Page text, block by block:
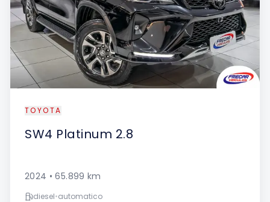
TOYOTA
SW4 Platinum 2.8
2024 •65.899 km
diesel•automatico